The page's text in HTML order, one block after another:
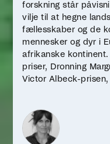
forskning står
vilje til at hegne
fællesskaber og de
mennesker og dyr i
afrikanske
priser, Dronning
Victor Albeck-